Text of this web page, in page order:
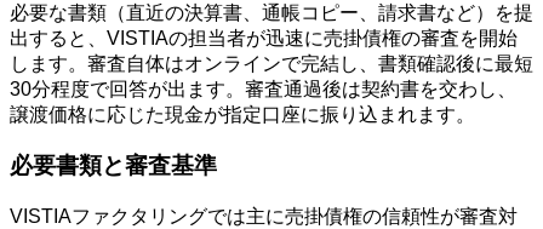
必要な書類（直近の決算書、通帳コピー、請求書など）を提
出すると、VISTIAの担当者が迅速に売掛債権の審査を開始
します。審査自体はオンラインで完結し、書類確認後に最短
30分程度で回答が出ます。審査通過後は契約書を交わし、
譲渡価格に応じた現金が指定口座に振り込まれます。
必要書類と審査基準
VISTIAファクタリングでは主に売掛債権の信頼性が審査対